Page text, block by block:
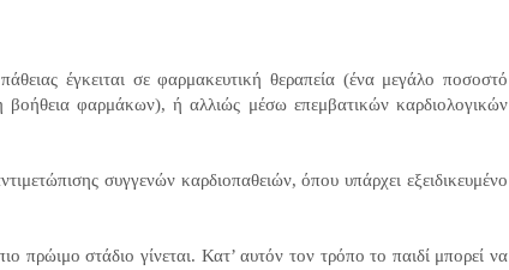
έγκειται σε φαρμακευτική θεραπεία (ένα μεγάλο ποσοστό
φαρμάκων), ή αλλιώς μέσω επεμβατικών καρδιολογικών
συγγενών καρδιοπαθειών, όπου υπάρχει εξειδικευμένο
πρώιμο στάδιο γίνεται. Κατ’ αυτόν τον τρόπο το παιδί μπορεί να